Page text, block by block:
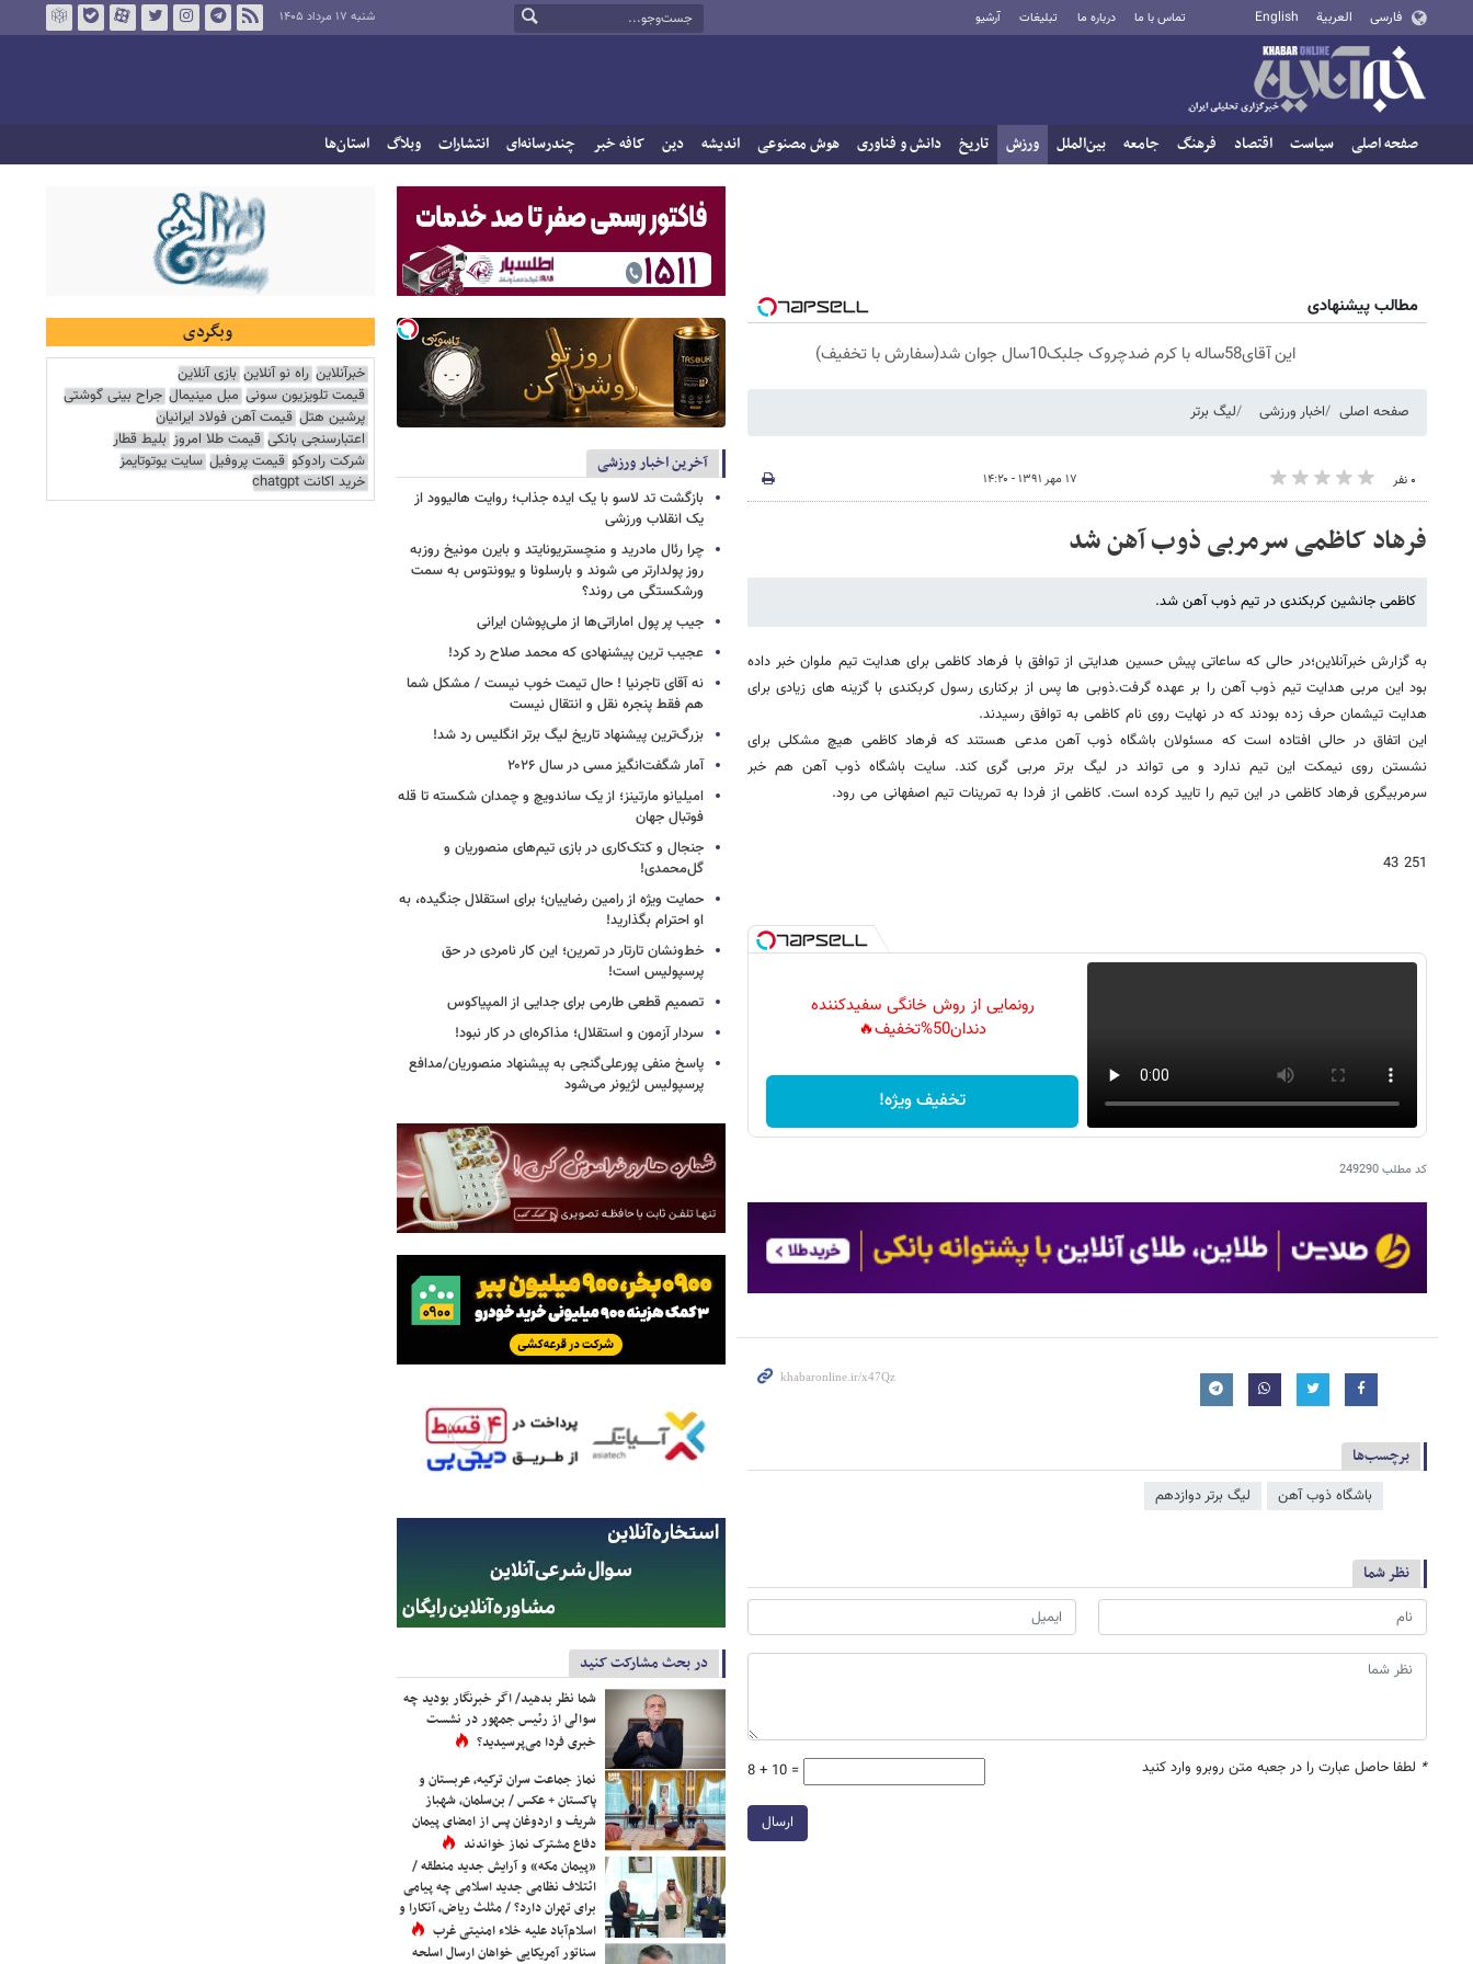
فارسی العربية English تماس با ما درباره ما تبلیغات آرشیو شنبه ۱۷ مرداد ۱۴۰۵
صفحه اصلی سیاست اقتصاد فرهنگ جامعه بین‌الملل ورزش تاریخ دانش و فناوری هوش مصنوعی اندیشه دین کافه خبر چندرسانه‌ای انتشارات وبلاگ استان‌ها
مطالب پیشنهادی
این آقای58ساله با کرم ضدچروک جلبک10سال جوان شد(سفارش با تخفیف)
صفحه اصلی اخبار ورزشی لیگ برتر
۰ نفر ۱۷ مهر ۱۳۹۱ - ۱۴:۲۰
فرهاد کاظمی سرمربی ذوب آهن شد
کاظمی جانشین کربکندی در تیم ذوب آهن شد.
به گزارش خبرآنلاین؛در حالی که ساعاتی پیش حسین هدایتی از توافق با فرهاد کاظمی برای هدایت تیم ملوان خبر داده
بود این مربی هدایت تیم ذوب آهن را بر عهده گرفت.ذوبی ها پس از برکناری رسول کربکندی با گزینه های زیادی برای
هدایت تیشمان حرف زده بودند که در نهایت روی نام کاظمی به توافق رسیدند.
این اتفاق در حالی افتاده است که مسئولان باشگاه ذوب آهن مدعی هستند که فرهاد کاظمی هیچ مشکلی برای
نشستن روی نیمکت این تیم ندارد و می تواند در لیگ برتر مربی گری کند. سایت باشگاه ذوب آهن هم خبر
سرمربیگری فرهاد کاظمی در این تیم را تایید کرده است. کاظمی از فردا به تمرینات تیم اصفهانی می رود.
251 43
رونمایی از روش خانگی سفیدکننده
دندان50%تخفیف🔥
تخفیف ویژه!
کد مطلب249290
برچسب‌ها
باشگاه ذوب آهن لیگ برتر دوازدهم
نظر شما
* لطفا حاصل عبارت را در جعبه متن روبرو وارد کنید 8 + 10 =
ارسال
آخرین اخبار ورزشی
بازگشت تد لاسو با یک ایده جذاب؛ روایت هالیوود از
یک انقلاب ورزشی
چرا رئال مادرید و منچستریونایتد و بایرن مونیخ روزبه
روز پولدارتر می شوند و بارسلونا و یوونتوس به سمت
ورشکستگی می روند؟
جیب پر پول اماراتی‌ها از ملی‌پوشان ایرانی
عجیب ترین پیشنهادی که محمد صلاح رد کرد!
نه آقای تاجرنیا ! حال تیمت خوب نیست / مشکل شما
هم فقط پنجره نقل و انتقال نیست
بزرگ‌ترین پیشنهاد تاریخ لیگ برتر انگلیس رد شد!
آمار شگفت‌انگیز مسی در سال ۲۰۲۶
امیلیانو مارتینز؛ از یک ساندویچ و چمدان شکسته تا قله
فوتبال جهان
جنجال و کتک‌کاری در بازی تیم‌های منصوریان و
گل‌محمدی!
حمایت ویژه از رامین رضاییان؛ برای استقلال جنگیده، به
او احترام بگذارید!
خط‌ونشان تارتار در تمرین؛ این کار نامردی در حق
پرسپولیس است!
تصمیم قطعی طارمی برای جدایی از المپیاکوس
سردار آزمون و استقلال؛ مذاکره‌ای در کار نبود!
پاسخ منفی پورعلی‌گنجی به پیشنهاد منصوریان/مدافع
پرسپولیس لژیونر می‌شود
در بحث مشارکت کنید
شما نظر بدهید/ اگر خبرنگار بودید چه
سوالی از رئیس جمهور در نشست
خبری فردا می‌پرسیدید؟
نماز جماعت سران ترکیه، عربستان و
پاکستان + عکس / بن‌سلمان، شهباز
شریف و اردوغان پس از امضای پیمان
دفاع مشترک نماز خواندند
«پیمان مکه» و آرایش جدید منطقه /
ائتلاف نظامی جدید اسلامی چه پیامی
برای تهران دارد؟ / مثلث ریاض، آنکارا و
اسلام‌آباد علیه خلاء امنیتی غرب
سناتور آمریکایی خواهان ارسال اسلحه
وبگردی
خبرآنلاین راه نو آنلاین بازی آنلاین
قیمت تلویزیون سونی مبل مینیمال جراح بینی گوشتی
پرشین هتل قیمت آهن فولاد ایرانیان
اعتبارسنجی بانکی قیمت طلا امروز بلیط قطار
شرکت رادوکو قیمت پروفیل سایت یوتوتایمز
خرید اکانت chatgpt